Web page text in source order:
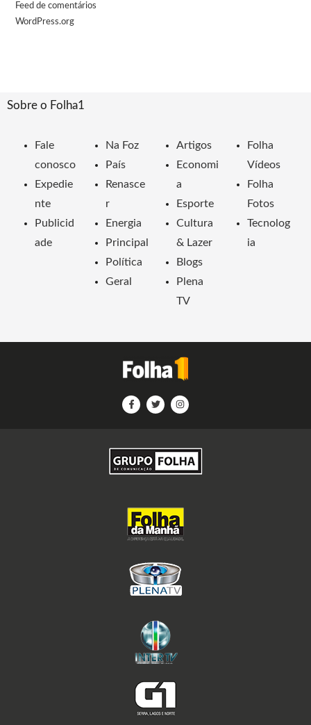
Feed de comentários
WordPress.org
Sobre o Folha1
Fale
conosco
Expedie
nte
Publicid
ade
Na Foz
País
Renasce
r
Energia
Principal
Política
Geral
Artigos
Economi
a
Esporte
Cultura
& Lazer
Blogs
Plena
TV
Folha
Vídeos
Folha
Fotos
Tecnolog
ia